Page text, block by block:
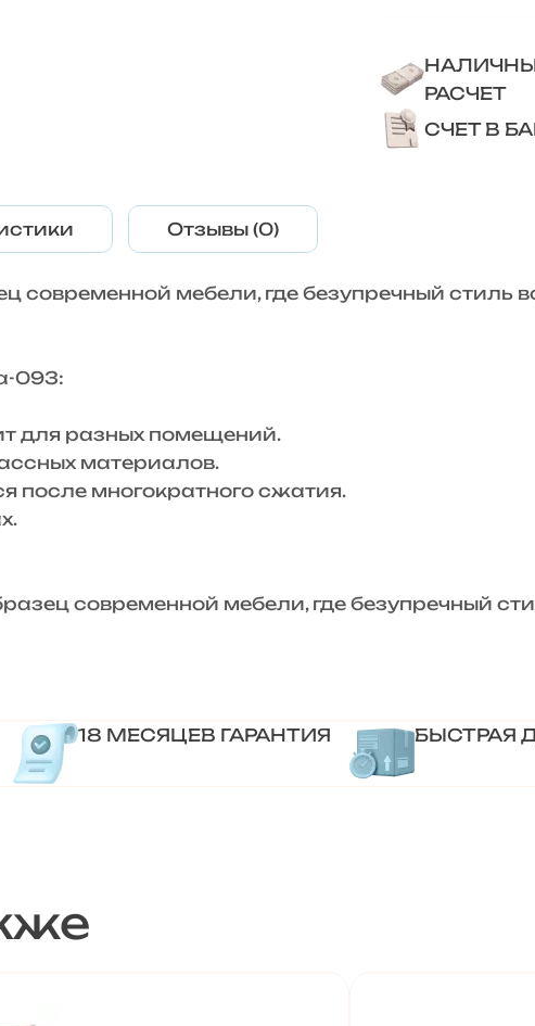
РАСЧЕТ
СЧЕТ В
Отзывы (0)
современной мебели, где безупречный стиль
093:
разных помещений.
материалов.
многократного сжатия.
современной мебели, где безупречный
18 МЕСЯЦЕВ ГАРАНТИЯ БЫСТРАЯ